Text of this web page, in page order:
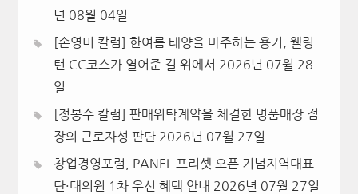
년 08월 04일
[손영미 칼럼] 한여름 태양을 마주하는 용기, 웰링
턴 CC코스가 열어준 길 위에서 2026년 07월 28
일
[정봉수 칼럼] 판매위탁계약을 체결한 명품매장 점
장의 근로자성 판단 2026년 07월 27일
창업경영포럼, PANEL 프리셋 오픈 기념지역대표
단·대의원 1차 우선 혜택 안내 2026년 07월 27일